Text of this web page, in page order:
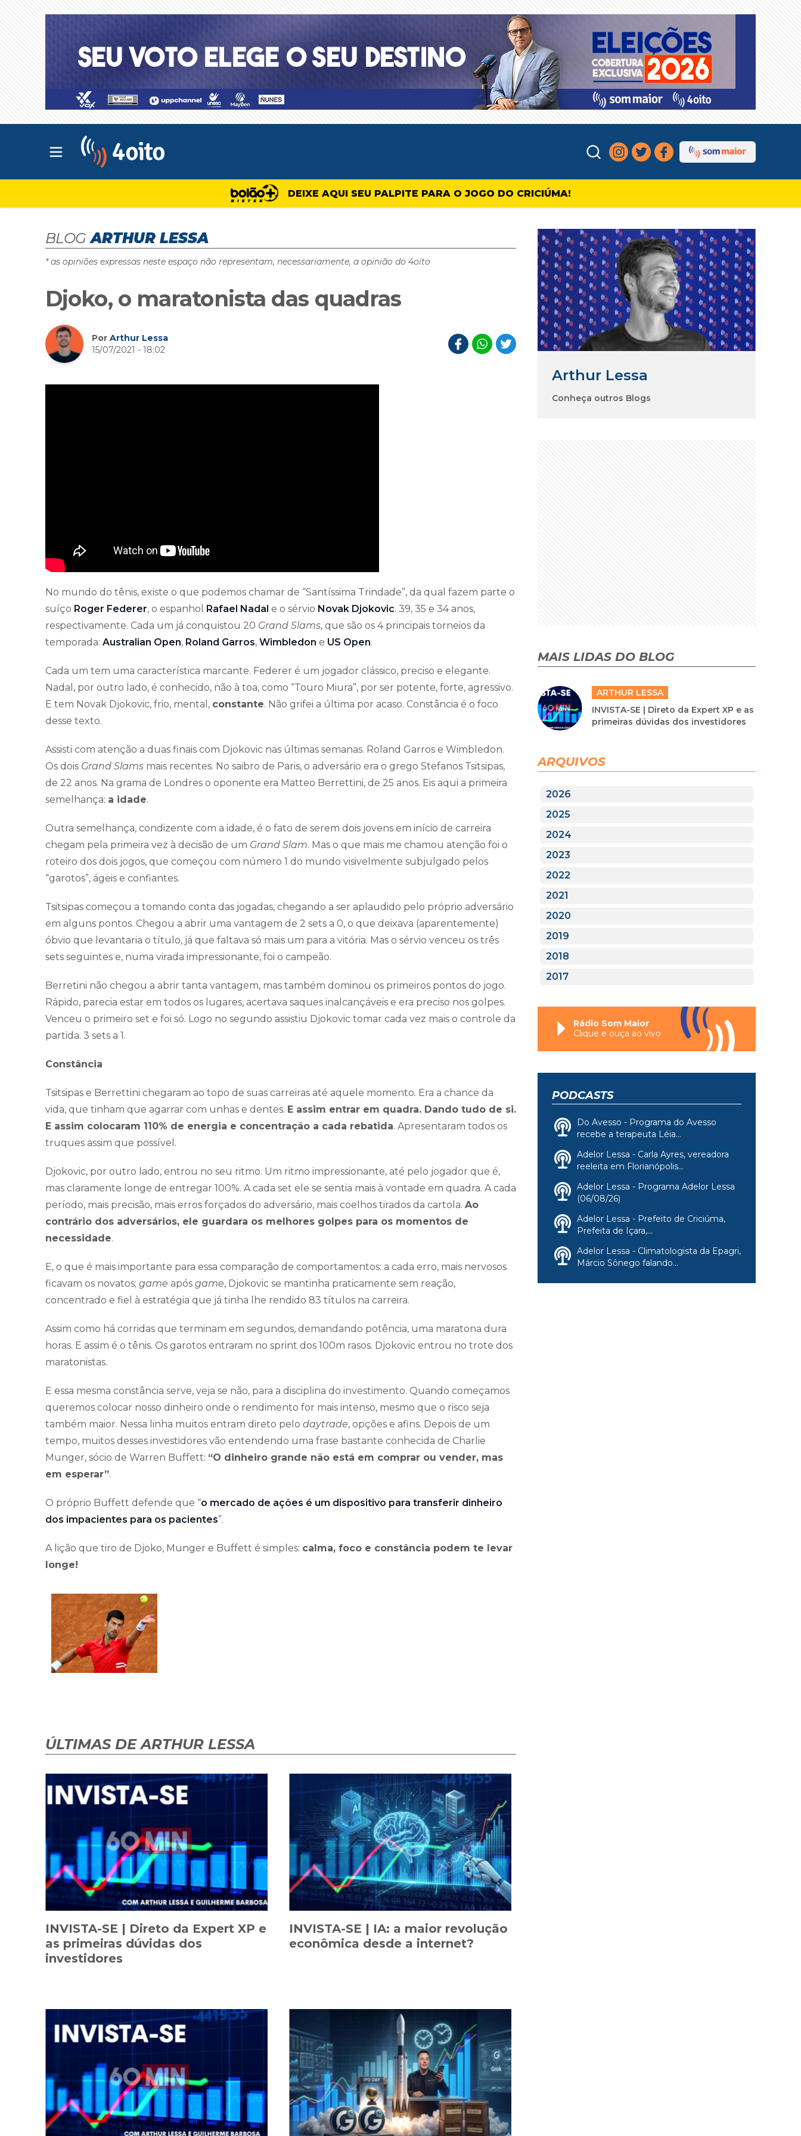
Abrir menu principal
DEIXE AQUI SEU PALPITE PARA O JOGO DO CRICIÚMA!
BLOG ARTHUR LESSA
* as opiniões expressas neste espaço não representam, necessariamente, a opinião do 4oito
Djoko, o maratonista das quadras
Por Arthur Lessa
15/07/2021 - 18:02
No mundo do tênis, existe o que podemos chamar de “Santíssima Trindade”, da qual fazem parte o
suíço Roger Federer, o espanhol Rafael Nadal e o sérvio Novak Djokovic. 39, 35 e 34 anos,
respectivamente. Cada um já conquistou 20 Grand Slams, que são os 4 principais torneios da
temporada: Australian Open, Roland Garros, Wimbledon e US Open.
Cada um tem uma característica marcante. Federer é um jogador clássico, preciso e elegante.
Nadal, por outro lado, é conhecido, não à toa, como “Touro Miura”, por ser potente, forte, agressivo.
E tem Novak Djokovic, frio, mental, constante. Não grifei a última por acaso. Constância é o foco
desse texto.
Assisti com atenção a duas finais com Djokovic nas últimas semanas. Roland Garros e Wimbledon.
Os dois Grand Slams mais recentes. No saibro de Paris, o adversário era o grego Stefanos Tsitsipas,
de 22 anos. Na grama de Londres o oponente era Matteo Berrettini, de 25 anos. Eis aqui a primeira
semelhança: a idade.
Outra semelhança, condizente com a idade, é o fato de serem dois jovens em início de carreira
chegam pela primeira vez à decisão de um Grand Slam. Mas o que mais me chamou atenção foi o
roteiro dos dois jogos, que começou com número 1 do mundo visivelmente subjulgado pelos
“garotos”, ágeis e confiantes.
Tsitsipas começou a tomando conta das jogadas, chegando a ser aplaudido pelo próprio adversário
em alguns pontos. Chegou a abrir uma vantagem de 2 sets a 0, o que deixava (aparentemente)
óbvio que levantaria o título, já que faltava só mais um para a vitória. Mas o sérvio venceu os três
sets seguintes e, numa virada impressionante, foi o campeão.
Berretini não chegou a abrir tanta vantagem, mas também dominou os primeiros pontos do jogo.
Rápido, parecia estar em todos os lugares, acertava saques inalcançáveis e era preciso nos golpes.
Venceu o primeiro set e foi só. Logo no segundo assistiu Djokovic tomar cada vez mais o controle da
partida. 3 sets a 1.
Constância
Tsitsipas e Berrettini chegaram ao topo de suas carreiras até aquele momento. Era a chance da
vida, que tinham que agarrar com unhas e dentes. E assim entrar em quadra. Dando tudo de si.
E assim colocaram 110% de energia e concentração a cada rebatida. Apresentaram todos os
truques assim que possível.
Djokovic, por outro lado, entrou no seu ritmo. Um ritmo impressionante, até pelo jogador que é,
mas claramente longe de entregar 100%. A cada set ele se sentia mais à vontade em quadra. A cada
período, mais precisão, mais erros forçados do adversário, mais coelhos tirados da cartola. Ao
contrário dos adversários, ele guardara os melhores golpes para os momentos de
necessidade.
E, o que é mais importante para essa comparação de comportamentos: a cada erro, mais nervosos
ficavam os novatos; game após game, Djokovic se mantinha praticamente sem reação,
concentrado e fiel à estratégia que já tinha lhe rendido 83 títulos na carreira.
Assim como há corridas que terminam em segundos, demandando potência, uma maratona dura
horas. E assim é o tênis. Os garotos entraram no sprint dos 100m rasos. Djokovic entrou no trote dos
maratonistas.
E essa mesma constância serve, veja se não, para a disciplina do investimento. Quando começamos
queremos colocar nosso dinheiro onde o rendimento for mais intenso, mesmo que o risco seja
também maior. Nessa linha muitos entram direto pelo daytrade, opções e afins. Depois de um
tempo, muitos desses investidores vão entendendo uma frase bastante conhecida de Charlie
Munger, sócio de Warren Buffett: “O dinheiro grande não está em comprar ou vender, mas
em esperar”.
O próprio Buffett defende que “o mercado de ações é um dispositivo para transferir dinheiro
dos impacientes para os pacientes”.
A lição que tiro de Djoko, Munger e Buffett é simples: calma, foco e constância podem te levar
longe!
ÚLTIMAS DE ARTHUR LESSA
INVISTA-SE | Direto da Expert XP e
as primeiras dúvidas dos
investidores
INVISTA-SE | IA: a maior revolução
econômica desde a internet?
Arthur Lessa
Conheça outros Blogs
MAIS LIDAS DO BLOG
ARTHUR LESSA
INVISTA-SE | Direto da Expert XP e as
primeiras dúvidas dos investidores
ARQUIVOS
2026
2025
2024
2023
2022
2021
2020
2019
2018
2017
Rádio Som Maior
Clique e ouça ao vivo
PODCASTS
Do Avesso - Programa do Avesso
recebe a terapeuta Léia...
Adelor Lessa - Carla Ayres, vereadora
reeleita em Florianópolis...
Adelor Lessa - Programa Adelor Lessa
(06/08/26)
Adelor Lessa - Prefeito de Criciúma,
Prefeita de Içara,...
Adelor Lessa - Climatologista da Epagri,
Márcio Sônego falando...